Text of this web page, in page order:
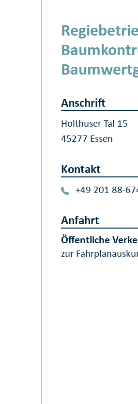
Anschrift
Holthuser Tal 15
45277 Essen
Kontakt
+49 201 88-
Anfahrt
Öffentliche
zur